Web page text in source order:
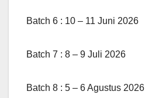
Batch 6 : 10 – 11 Juni 2026
Batch 7 : 8 – 9 Juli 2026
Batch 8 : 5 – 6 Agustus 2026